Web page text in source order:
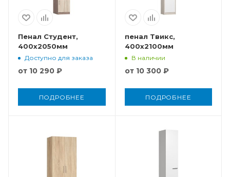
Пенал Студент,
400x2050мм
Доступно для заказа
от 10 290 ₽
ПОДРОБНЕЕ
пенал Твикс,
400x2100мм
В наличии
от 10 300 ₽
ПОДРОБНЕЕ